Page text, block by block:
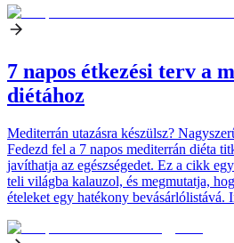
7 napos étkezési terv a
diétához
Mediterrán utazásra készülsz?
Fedezd fel a 7 napos mediterrán diéta
javíthatja az egészségedet. Ez a cikk
teli világba kalauzol, és megmutatja,
ételeket egy hatékony bevásárlólistává.